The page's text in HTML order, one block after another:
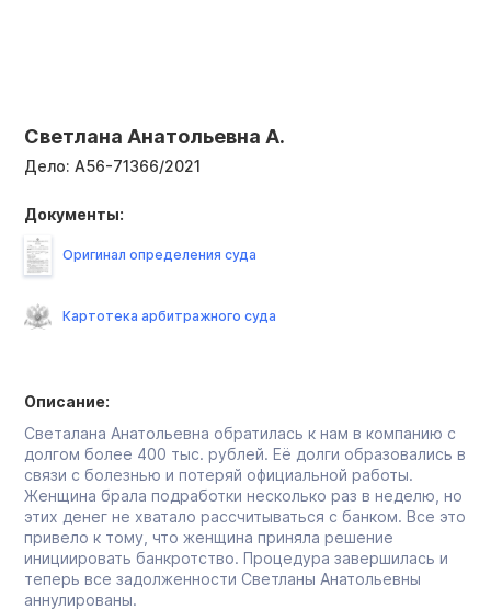
Светлана Анатольевна А.
Дело: А56-71366/2021
Описание:
Светалана Анатольевна обратилась к нам в компанию с
долгом более 400 тыс. рублей. Её долги образовались в
связи с болезнью и потеряй официальной работы.
Женщина брала подработки несколько раз в неделю, но
этих денег не хватало рассчитываться с банком. Все это
привело к тому, что женщина приняла решение
инициировать банкротство. Процедура завершилась и
теперь все задолженности Светланы Анатольевны
аннулированы.
Документы:
Оригинал определения суда
Картотека арбитражного суда